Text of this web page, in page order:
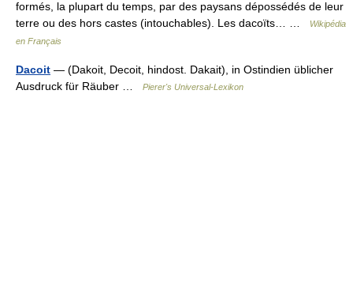
formés, la plupart du temps, par des paysans dépossédés de leur
terre ou des hors castes (intouchables). Les dacoïts… …
Wikipédia
en Français
Dacoit — (Dakoit, Decoit, hindost. Dakait), in Ostindien üblicher
Ausdruck für Räuber …
Pierer's Universal-Lexikon